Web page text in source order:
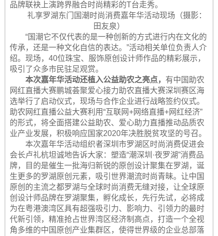
品牌联袂上演跨界融合时尚精彩的T台走秀。
礼享罗湖东门国潮时尚消费嘉年华活动现场（摄影：
田友泉）
“国潮它不仅代表的是一种创新的方式进行内在文化的
传承，还是一种文化自信的表达。”活动相关单位负责人介
绍。现场，40位珠宝、服饰原创设计师作品的精彩展示，
吸引了众多市民驻足观赏。
本次嘉年华活动还植入公益助农之亮点， 有中国助农
网红直播大赛鹏城荟聚爱心接力助农直播大赛深圳赛区海
选举行了启动仪式，现场与合作企业进行战略签约仪式。
助农网红直播公益大赛利用“互联网+网络直播+网红经济”
的形式，将全面搭建公益助农、爱心助力直播推动品质农
业产业发展，积极响应国家2020年决胜脱贫攻坚的号召。
本次嘉年华活动组织者深圳市罗湖区时尚消费促进会
会长卢礼杭坦诚地告诉大家：塑造“潮深圳·夜罗湖”消费品
牌，目的是催生一批海归新锐的原创设计聚集在罗湖，诞
生更多的罗湖原创元素，吸引世界潮流时尚青昧。让中国
原创的主流之都罗湖与全球时尚消费无缝对接，让全球原
创设计师品牌在罗湖聚集，孵化成长，先行先试，必将成
为在粤港澳湾区具有超强吸引力、影响力、引领力的最时
代新引领，精准抢占世界湾区经济制高点，打造一个全视
角多维的中国原创产业集群区，使得世界级的企业总部落